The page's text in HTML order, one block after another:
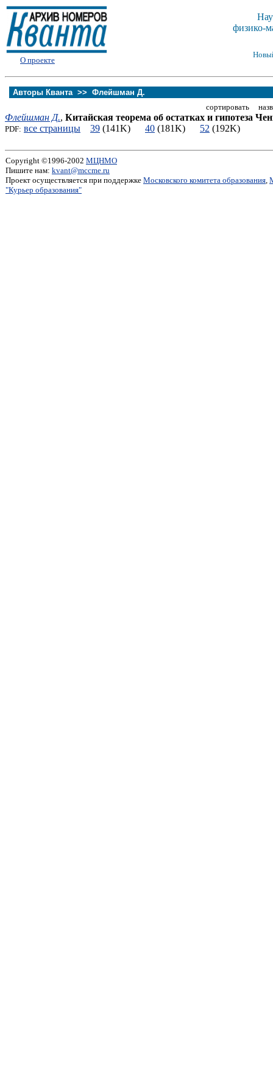
О проекте
физико-
Авторы Кванта >> Флейшман Д.
сортировать
Флейшман Д., Китайская теорема об остатках и гипотеза
PDF: все страницы 39 (141K) 40 (181K) 52 (192K)
Copyright ©1996-2002 МЦНМО
Пишите нам: kvant@mccme.ru
Проект осуществляется при поддержке Московского комитета образования,
"Курьер образования"